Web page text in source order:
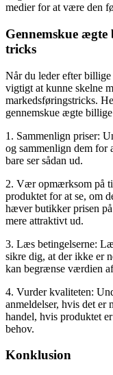
medier for at være den
Gennemskue
tricks
Når du leder efter
vigtigt at kunne skelne
markedsføringstricks.
gennemskue ægte
1. Sammenlign priser:
og sammenlign dem
bare ser sådan ud.
2. Vær opmærksom på
produktet for at se, om
hæver butikker prisen
mere attraktivt ud.
3. Læs betingelserne:
sikre dig, at der ikke er
kan begrænse værdien
4. Vurder kvaliteten:
anmeldelser, hvis det
handel, hvis produktet
behov.
Konklusion